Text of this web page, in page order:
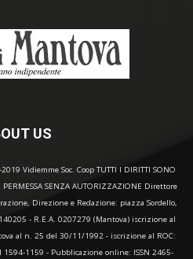
US
Vidiemme Soc. Coop TUTTI I DIRITTI SONO
SENZA AUTORIZZAZIONE Direttore
Direzione e Redazione: piazza Sordello,
- R.E.A. 0207279 (Mantova) iscrizione al
al n. 25 del 30/11/1992 - iscrizione al ROC:
1594-1159 - Pubblicazione online: ISSN 2465-